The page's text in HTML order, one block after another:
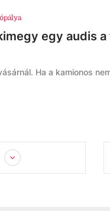
egy audis
Ha a kamionos